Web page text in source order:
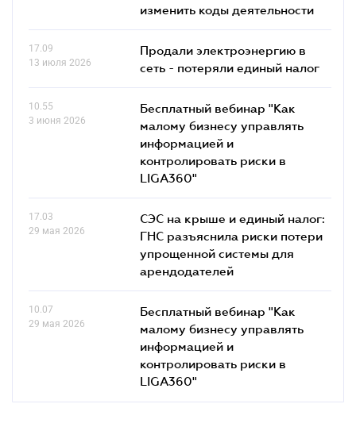
изменить коды деятельности
17.09
13 июля 2026
Продали электроэнергию в
сеть - потеряли единый налог
10.55
3 июня 2026
Бесплатный вебинар "Как
малому бизнесу управлять
информацией и
контролировать риски в
LIGA360"
17.03
29 мая 2026
СЭС на крыше и единый налог:
ГНС разъяснила риски потери
упрощенной системы для
арендодателей
10.07
29 мая 2026
Бесплатный вебинар "Как
малому бизнесу управлять
информацией и
контролировать риски в
LIGA360"